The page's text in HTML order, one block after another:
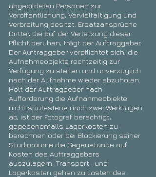
abgebildeten Personen zur
Veröffentlichung, Vervielfältigung und
Verbreitung besitzt. Ersatzansprüche
Dritter, die auf der Verletzung dieser
Pflicht beruhen, trägt der Auftraggeber.
Der Auftraggeber verpflichtet sich, die
Aufnahmeobjekte rechtzeitig zur
Verfügung zu stellen und unverzüglich
nach der Aufnahme wieder abzuholen.
Holt der Auftraggeber nach
Aufforderung die Aufnahmeobjekte
nicht spätestens nach zwei Werktagen
ab, ist der Fotograf berechtigt,
gegebenenfalls Lagerkosten zu
berechnen oder bei Blockierung seiner
Studioräume die Gegenstände auf
Kosten des Auftraggebers
auszulagern. Transport- und
Lagerkosten gehen zu Lasten des